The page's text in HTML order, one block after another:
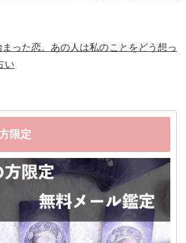
った恋。あの人は私のことをどう想っ
い
限定